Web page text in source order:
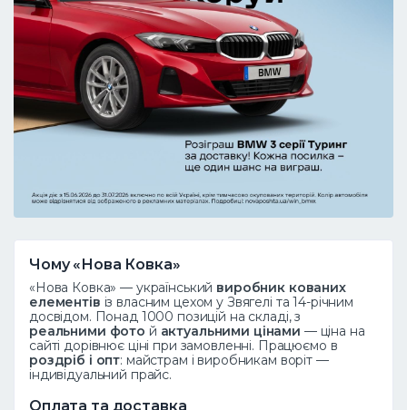
Чому «Нова Ковка»
«Нова Ковка» — український виробник кованих
елементів із власним цехом у Звягелі та 14-річним
досвідом. Понад 1000 позицій на складі, з
реальними фото й актуальними цінами — ціна на
сайті дорівнює ціні при замовленні. Працюємо в
роздріб і опт: майстрам і виробникам воріт —
індивідуальний прайс.
Оплата та доставка